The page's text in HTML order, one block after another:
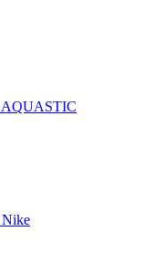
AQUASTIC
Nike